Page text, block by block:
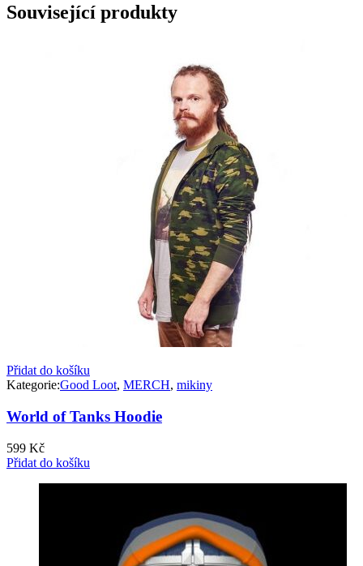
Související produkty
Přidat do košíku
Kategorie:Good Loot, MERCH, mikiny
World of Tanks Hoodie
599 Kč
Přidat do košíku